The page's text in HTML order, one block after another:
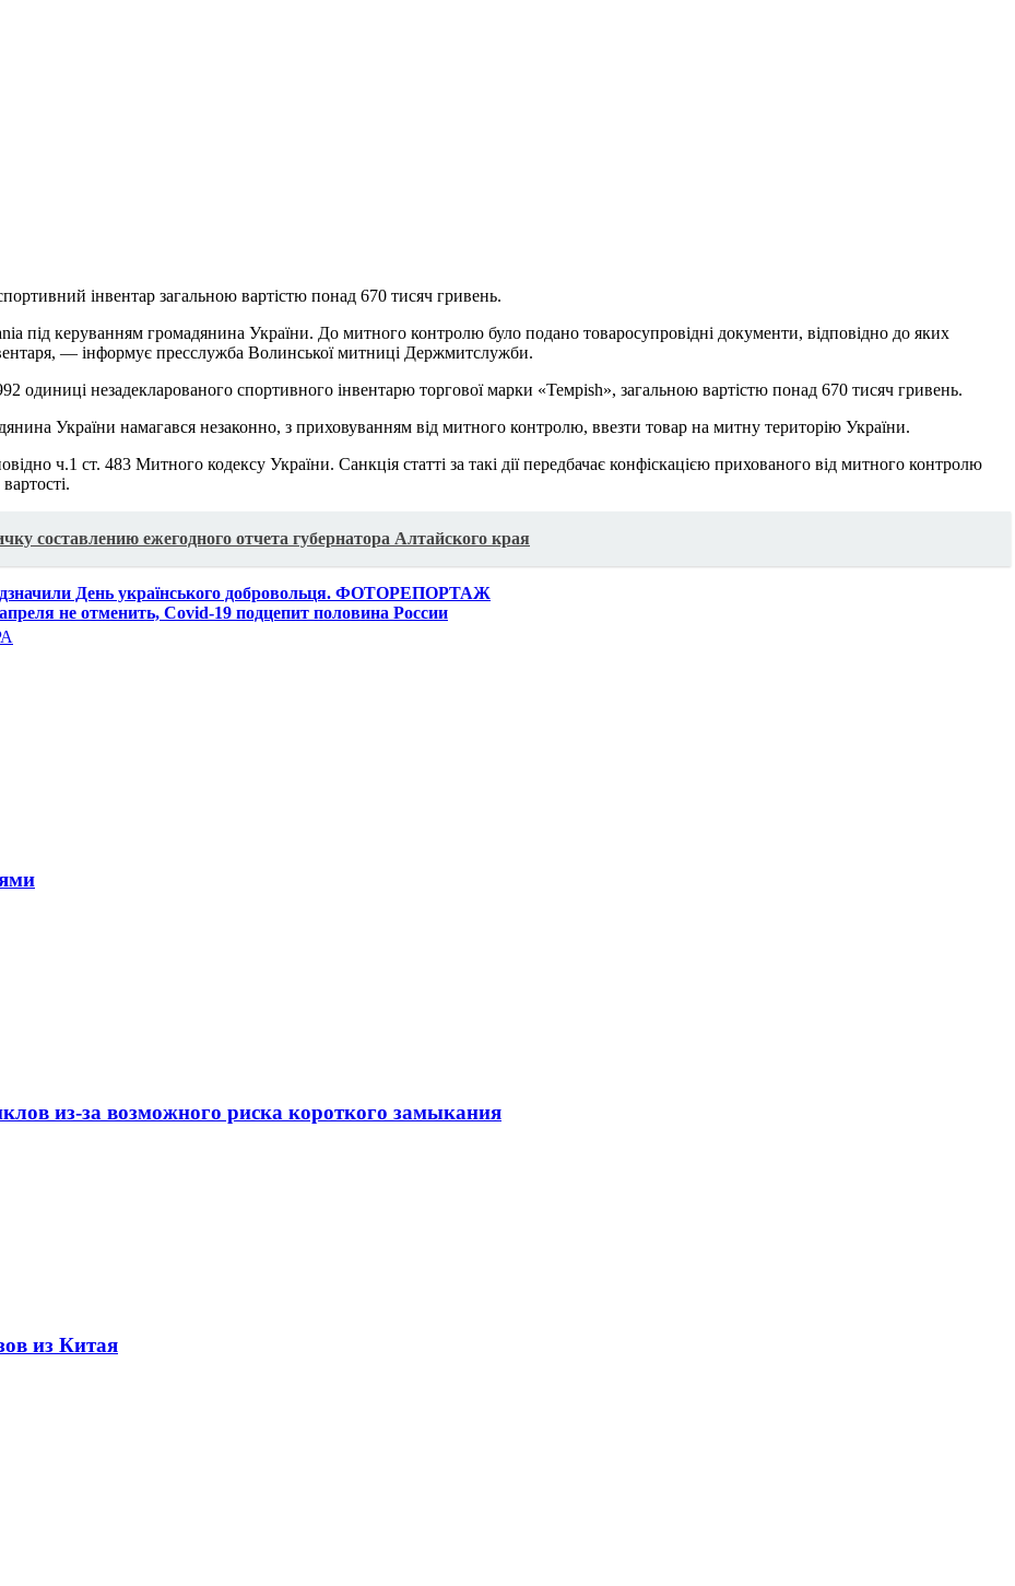
інвентар загальною вартістю понад 670 тисяч гривень.
під керуванням громадянина України. До митного контролю було подано товаросупровідні документи, відповідно до яких
— інформує пресслужба Волинської митниці Держмитслужби.
одиниці незадекларованого спортивного інвентарю торгової марки «Teмpish», загальною вартістю понад 670 тисяч гривень.
України намагався незаконно, з приховуванням від митного контролю, ввезти товар на митну територію України.
ч.1 ст. 483 Митного кодексу України. Санкція статті за такі дії передбачає конфіскацією прихованого від митного контролю
составлению ежегодного отчета губернатора Алтайского края
День українського добровольця. ФОТОРЕПОРТАЖ
не отменить, Covid-19 подцепит половина России
из-за возможного риска короткого замыкания
из Китая